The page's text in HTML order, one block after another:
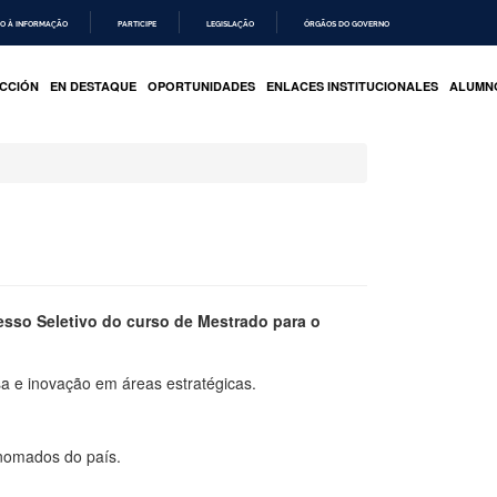
À INFORMAÇÃO PARTICIPE LEGISLAÇÃO ÓRGÃOS DO GOVERNO
EN DESTAQUE OPORTUNIDADES ENLACES INSTITUCIONALES
Seletivo do curso de Mestrado para o
e inovação em áreas estratégicas.
do país.